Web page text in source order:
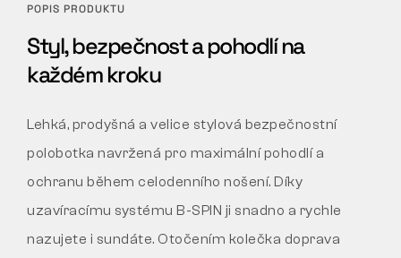
POPIS PRODUKTU
Styl, bezpečnost a pohodlí na
každém kroku
Lehká, prodyšná a velice stylová bezpečnostní
polobotka navržená pro maximální pohodlí a
ochranu během celodenního nošení. Díky
uzavíracímu systému B-SPIN ji snadno a rychle
nazujete i sundáte. Otočením kolečka doprava